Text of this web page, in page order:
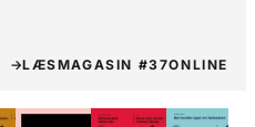
LÆSMAGASIN #37ONLINE